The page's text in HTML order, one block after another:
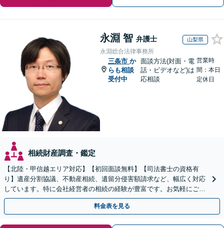
永淵 智 弁護士 山梨県
永淵総合法律事務所
三条市 か
らも相談
受付中
面談方法(対面・電
話・ビデオなど)は
応相談
営業時
間：本日
定休日
相続財産調査・鑑定
【北陸・甲信越エリア対応】【初回面談無料】【司法書士の資格有
り】遺産分割協議、不動産相続、遺留分侵害額請求など、幅広く対応
しています。特に会社経営者の相続の経験が豊富です。お気軽にご相
談ください。【休日・夜間面談可】【オンライン面談可】
料金表を見る